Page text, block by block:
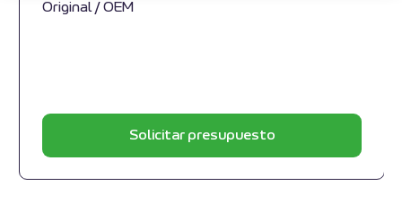
Original / OEM
Solicitar presupuesto